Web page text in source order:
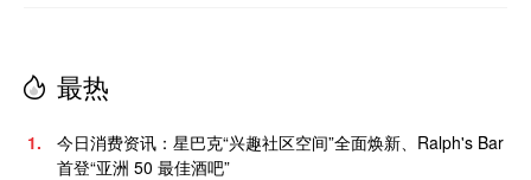
最热
1.
今日消费资讯：星巴克“兴趣社区空间”全面焕新、Ralph's Bar
首登“亚洲 50 最佳酒吧”